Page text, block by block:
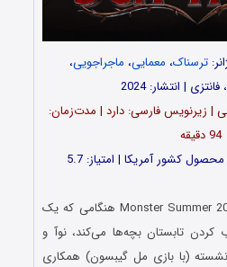
ترسناک، معمایی، ماجراجویی،
، فانتزی | انتشار: 2024
| زیرنویس فارسی: دارد | مدت‌زمان:
94 دقیقه
کشور آمریکا | امتیاز: 5.7
در فیلم هیولای تابستان Monster Summer 2024 هنگامی که یک
کردن تابستان بچه‌ها می‌کند، نوآ و
(با بازی مل گیبسون) همکاری